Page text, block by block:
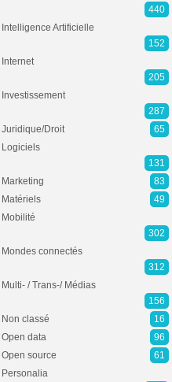
440
Intelligence Artificielle
152
Internet
205
Investissement
287
Juridique/Droit
65
Logiciels
131
Marketing
83
Matériels
49
Mobilité
302
Mondes connectés
312
Multi- / Trans-/ Médias
156
Non classé
16
Open data
96
Open source
61
Personalia